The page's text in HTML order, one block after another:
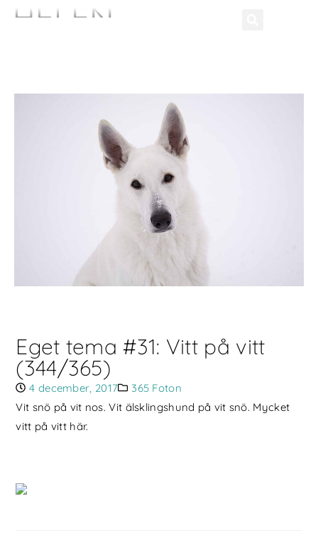
Eget tema #31: Vitt på vitt
(344/365)
4 december, 2017
365 Foton
Vit snö på vit nos. Vit älsklingshund på vit snö. Mycket
vitt på vitt här.